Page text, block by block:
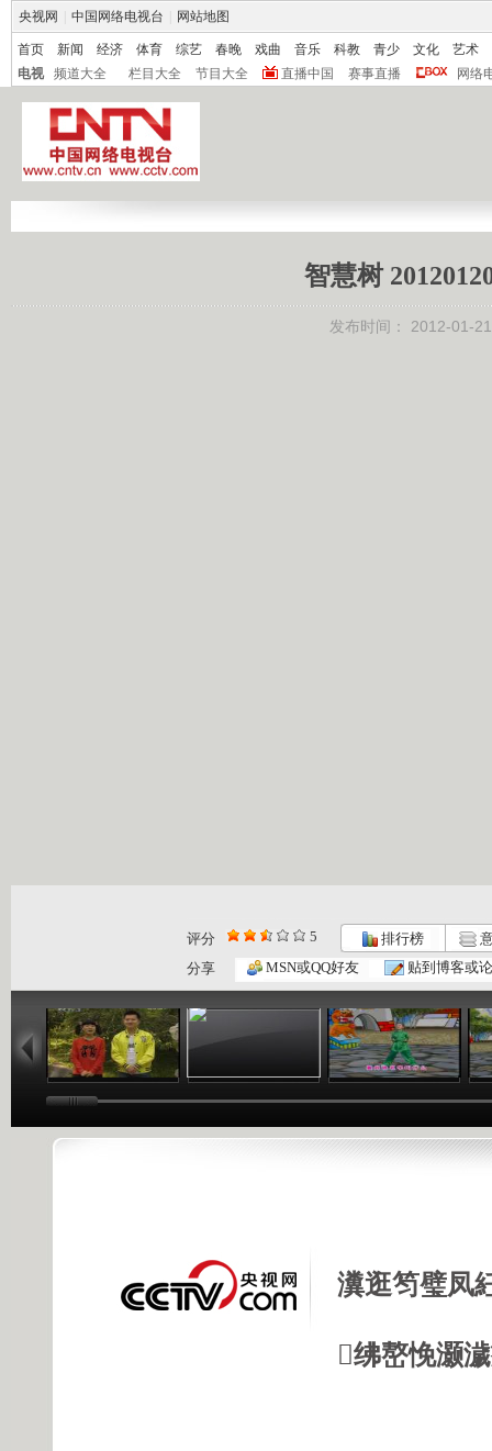
央视网 中国网络电视台 网站地图
首页 新闻 经济 体育 综艺 春晚 戏曲 音乐 科教 青少 文化
艺术
电视
频道大全 栏目大全 节目大全 直播中国 赛事直播 网络
智慧树
发布时间： 2012-01-
评分 5 排行榜
分享
MSN或QQ好友 贴到博客或
02:32
[智慧树]《...
01:40
[智慧树]《...
01:40
瀵逛笉璧凤
绋嶅悗灏